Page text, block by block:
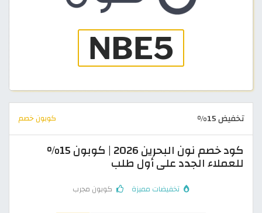
تخفيض 15% كوبون خصم
كود خصم نون البحرين 2026 | كوبون 15%
للعملاء الجدد على أول طلب
تخفيضات مميزة كوبون مجرب